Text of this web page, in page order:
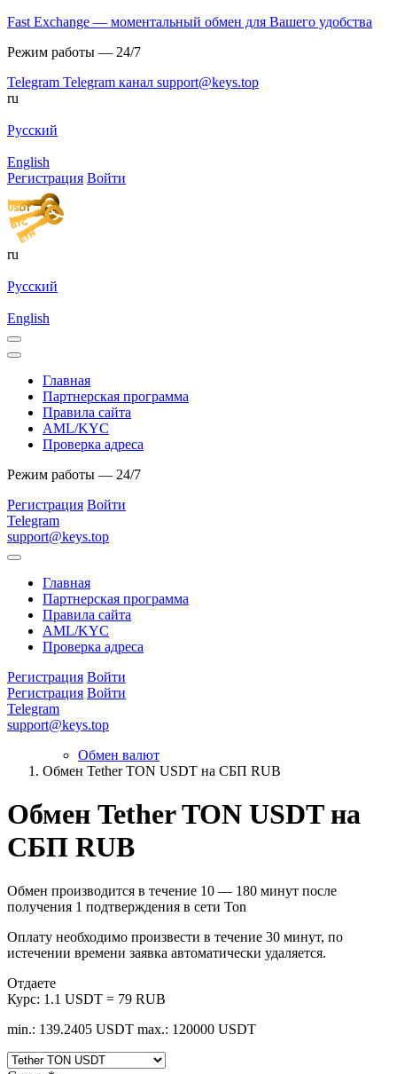
Fast Exchange — моментальный обмен для Вашего удобства
Режим работы — 24/7
Telegram Telegram канал support@keys.top
ru
Русский
English
Регистрация Войти
ru
Русский
English
Главная
Партнерская программа
Правила сайта
AML/KYC
Проверка адреса
Режим работы — 24/7
Регистрация Войти
Telegram
support@keys.top
Главная
Партнерская программа
Правила сайта
AML/KYC
Проверка адреса
Регистрация Войти
Регистрация Войти
Telegram
support@keys.top
Обмен валют
Обмен Tether TON USDT на СБП RUB
Обмен Tether TON USDT на
СБП RUB
Обмен производится в течение 10 — 180 минут после
получения 1 подтверждения в сети Ton
Оплату необходимо произвести в течение 30 минут, по
истечении времени заявка автоматически удаляется.
Отдаете
Курс: 1.1 USDT = 79 RUB
min.: 139.2405 USDT max.: 120000 USDT